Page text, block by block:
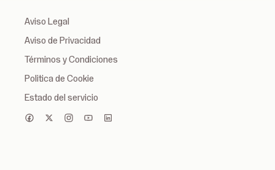
Aviso Legal
Aviso de Privacidad
Términos y Condiciones
Politica de Cookie
Estado del servicio